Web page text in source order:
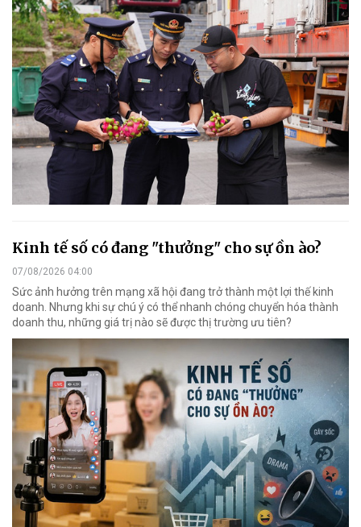
Kinh tế số có đang "thưởng" cho sự ồn ào?
07/08/2026 04:00
Sức ảnh hưởng trên mạng xã hội đang trở thành một lợi thế kinh
doanh. Nhưng khi sự chú ý có thể nhanh chóng chuyển hóa thành
doanh thu, những giá trị nào sẽ được thị trường ưu tiên?